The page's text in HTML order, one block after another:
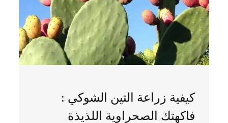
كيفية زراعة التين الشوكي :
فاكهتك الصحراوية اللذيذة